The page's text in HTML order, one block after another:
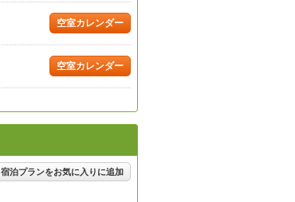
空室カレンダー
空室カレンダー
宿泊プランをお気に入りに追加